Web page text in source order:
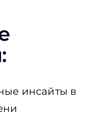
инсайты в